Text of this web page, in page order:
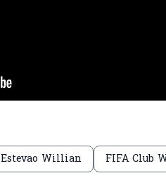
Estevao Willian FIFA Club